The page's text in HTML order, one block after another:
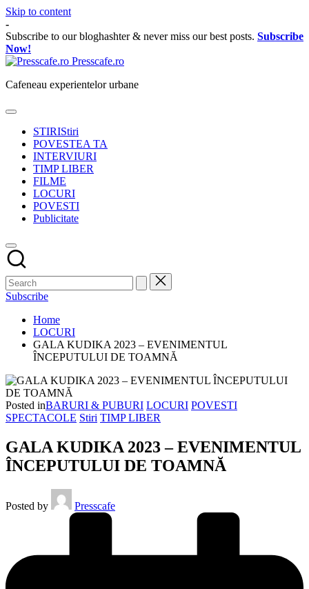
Skip to content
-
Subscribe to our bloghashter & never miss our best posts. Subscribe
Now!
Presscafe.ro
Cafeneau experientelor urbane
STIRIStiri
POVESTEA TA
INTERVIURI
TIMP LIBER
FILME
LOCURI
POVESTI
Publicitate
Subscribe
Home
LOCURI
GALA KUDIKA 2023 – EVENIMENTUL
ÎNCEPUTULUI DE TOAMNĂ
Posted inBARURI & PUBURI LOCURI POVESTI
SPECTACOLE Stiri TIMP LIBER
GALA KUDIKA 2023 – EVENIMENTUL
ÎNCEPUTULUI DE TOAMNĂ
Posted by Presscafe